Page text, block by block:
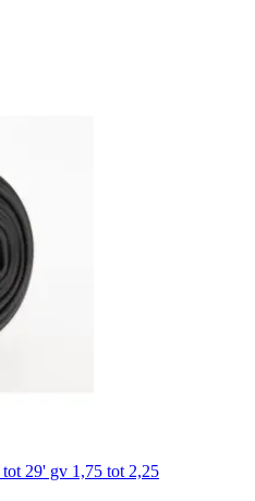
29' gv 1,75 tot 2,25